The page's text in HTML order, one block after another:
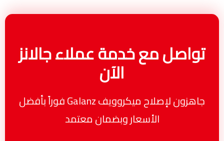
تواصل مع خدمة عملاء جالانز
الآن
جاهزون لإصلاح ميكروويف Galanz فوراً بأفضل
الأسعار وبضمان معتمد